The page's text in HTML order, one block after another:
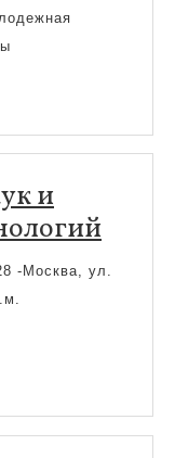
и
-Москва, ул.